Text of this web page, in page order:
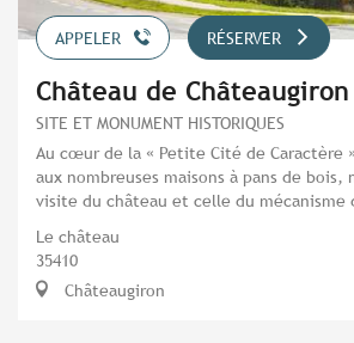
APPELER RÉSERVER
Château de Châteaugiron
SITE ET MONUMENT HISTORIQUES
Au cœur de la « Petite Cité de Caractère
aux nombreuses maisons à pans de bois,
visite du château et celle du mécanisme
Le château
35410
Châteaugiron